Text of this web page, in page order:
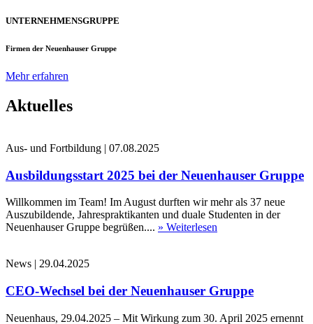
UNTERNEHMENSGRUPPE
Firmen der Neuenhauser Gruppe
Mehr erfahren
Aktuelles
Aus- und Fortbildung | 07.08.2025
Ausbildungsstart 2025 bei der Neuenhauser Gruppe
Willkommen im Team! Im August durften wir mehr als 37 neue
Auszubildende, Jahrespraktikanten und duale Studenten in der
Neuenhauser Gruppe begrüßen.... » Weiterlesen
News | 29.04.2025
CEO-Wechsel bei der Neuenhauser Gruppe
Neuenhaus, 29.04.2025 – Mit Wirkung zum 30. April 2025 ernennt